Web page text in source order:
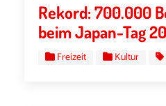
Rekord: 700.000
beim Japan-Tag
Freizeit Kultur